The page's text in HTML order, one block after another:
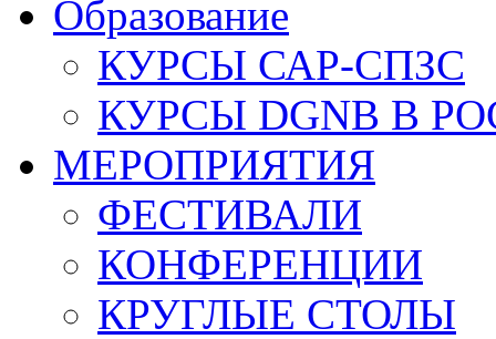
Образование
КУРСЫ САР-СПЗС
КУРСЫ DGNB В
МЕРОПРИЯТИЯ
ФЕСТИВАЛИ
КОНФЕРЕНЦИИ
КРУГЛЫЕ СТОЛЫ